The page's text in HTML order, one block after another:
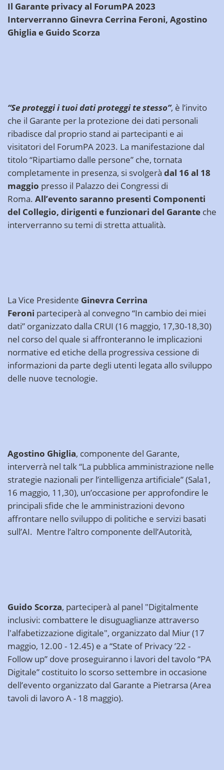
Il Garante privacy al ForumPA 2023
Interverranno Ginevra Cerrina Feroni, Agostino
Ghiglia e Guido Scorza
“Se proteggi i tuoi dati proteggi te stesso”, è l’invito
che il Garante per la protezione dei dati personali
ribadisce dal proprio stand ai partecipanti e ai
visitatori del ForumPA 2023. La manifestazione dal
titolo “Ripartiamo dalle persone” che, tornata
completamente in presenza, si svolgerà dal 16 al 18
maggio presso il Palazzo dei Congressi di
Roma. All’evento saranno presenti Componenti
del Collegio, dirigenti e funzionari del Garante che
interverranno su temi di stretta attualità.
La Vice Presidente Ginevra Cerrina
Feroni parteciperà al convegno“In cambio dei miei
dati” organizzato dalla CRUI (16 maggio, 17,30-18,30)
nel corso del quale si affronteranno le implicazioni
normative ed etiche della progressiva cessione di
informazioni da parte degli utenti legata allo sviluppo
delle nuove tecnologie.
Agostino Ghiglia, componente del Garante,
interverrà nel talk“La pubblica amministrazione nelle
strategie nazionali per l’intelligenza artificiale”(Sala1,
16 maggio, 11,30), un’occasione per approfondire le
principali sfide che le amministrazioni devono
affrontare nello sviluppo di politiche e servizi basati
sull’AI. Mentre l’altro componente dell’Autorità,
Guido Scorza, parteciperà al panel "Digitalmente
inclusivi: combattere le disuguaglianze attraverso
l'alfabetizzazione digitale", organizzato dal Miur (17
maggio, 12.00 - 12.45) e a “State of Privacy ’22 -
Follow up” dove proseguiranno i lavori del tavolo “PA
Digitale” costituito lo scorso settembre in occasione
dell’evento organizzato dal Garante a Pietrarsa (Area
tavoli di lavoro A - 18 maggio).